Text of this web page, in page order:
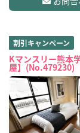
割引キャンペーン
Kマンスリー熊本
屋】(No.479230)